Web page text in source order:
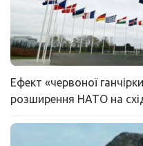
Ефект «червоної
розширення НАТО на